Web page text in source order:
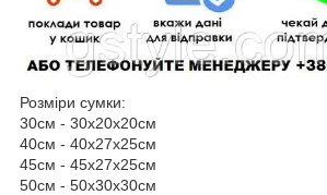
Розміри сумки:
30см - 30х20х20см
40см - 40х27х25см
45см - 45х27х25см
50см - 50х30х30см